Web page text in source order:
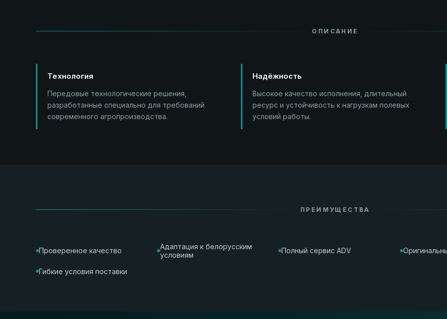
ОПИСАНИЕ
Технология
Передовые технологические решения,
разработанные специально для требований
современного агропроизводства.
Надёжность
Высокое качество исполнения, длительный
ресурс и устойчивость к нагрузкам полевых
условий работы.
ПРЕИМУЩЕСТВА
Проверенное качество
Адаптация к белорусским
условиям
Полный сервис ADV
Гибкие условия поставки